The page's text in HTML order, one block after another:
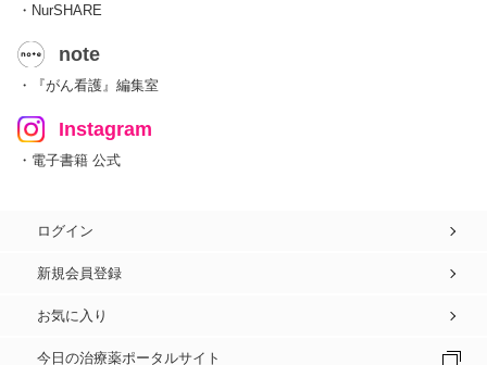
・NurSHARE
note
・『がん看護』編集室
Instagram
・電子書籍 公式
ログイン
新規会員登録
お気に入り
今日の治療薬ポータルサイト